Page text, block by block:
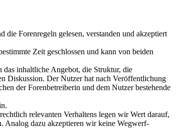
Forenregeln gelesen, verstanden und akzeptiert
Zeit geschlossen und kann von beiden
inhaltliche Angebot, die Struktur, die
Diskussion. Der Nutzer hat nach Veröffentlichung
der Forenbetreiberin und dem Nutzer bestehende
relevanten Verhaltens legen wir Wert darauf,
Analog dazu akzeptieren wir keine Wegwerf-